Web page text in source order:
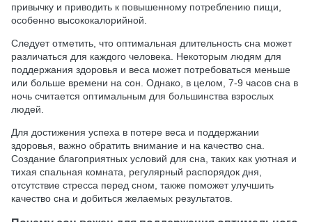
привычку и приводить к повышенному потреблению пищи,
особенно высококалорийной.
Следует отметить, что оптимальная длительность сна может
различаться для каждого человека. Некоторым людям для
поддержания здоровья и веса может потребоваться меньше
или больше времени на сон. Однако, в целом, 7-9 часов сна в
ночь считается оптимальным для большинства взрослых
людей.
Для достижения успеха в потере веса и поддержании
здоровья, важно обратить внимание и на качество сна.
Создание благоприятных условий для сна, таких как уютная и
тихая спальная комната, регулярный распорядок дня,
отсутствие стресса перед сном, также поможет улучшить
качество сна и добиться желаемых результатов.